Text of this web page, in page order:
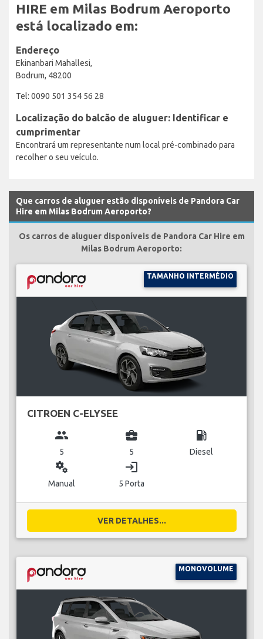
HIRE em Milas Bodrum Aeroporto
está localizado em:
Endereço
Ekinanbari Mahallesi,
Bodrum, 48200
Tel: 0090 501 354 56 28
Localização do balcão de aluguer: Identificar e
cumprimentar
Encontrará um representante num local pré-combinado para
recolher o seu veículo.
Que carros de aluguer estão disponíveis de Pandora Car
Hire em Milas Bodrum Aeroporto?
Os carros de aluguer disponíveis de Pandora Car Hire em
Milas Bodrum Aeroporto:
TAMANHO INTERMÉDIO
CITROEN C-ELYSEE
group
5
business_center
5
local_gas_station
Diesel
miscellaneous_services
Manual
login
5 Porta
VER DETALHES...
MONOVOLUME